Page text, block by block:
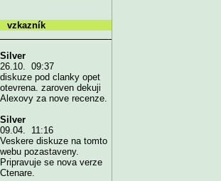
vzkazník
Silver
26.10. 09:37
diskuze pod clanky opet
otevrena. zaroven dekuji
Alexovy za nove recenze.
Silver
09.04. 11:16
Veskere diskuze na tomto
webu pozastaveny.
Pripravuje se nova verze
Ctenare.